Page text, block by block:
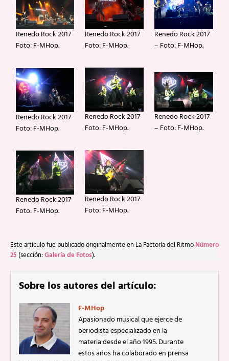
Renedo Rock 2017
Foto: F-MHop.
Renedo Rock 2017
Foto: F-MHop.
Renedo Rock 2017
– Foto: F-MHop.
Renedo Rock 2017
Foto: F-MHop.
Renedo Rock 2017
Foto: F-MHop.
Renedo Rock 2017
– Foto: F-MHop.
Renedo Rock 2017
Foto: F-MHop.
Renedo Rock 2017
Foto: F-MHop.
Este artículo fue publicado originalmente en La Factoría del Ritmo Número
25 (sección:Galería de Fotos).
Sobre los autores del artículo:
F-MHop
Apasionado musical que ejerce de
periodista especializado en la
materia desde el año 1995. Durante
estos años ha colaborado en prensa